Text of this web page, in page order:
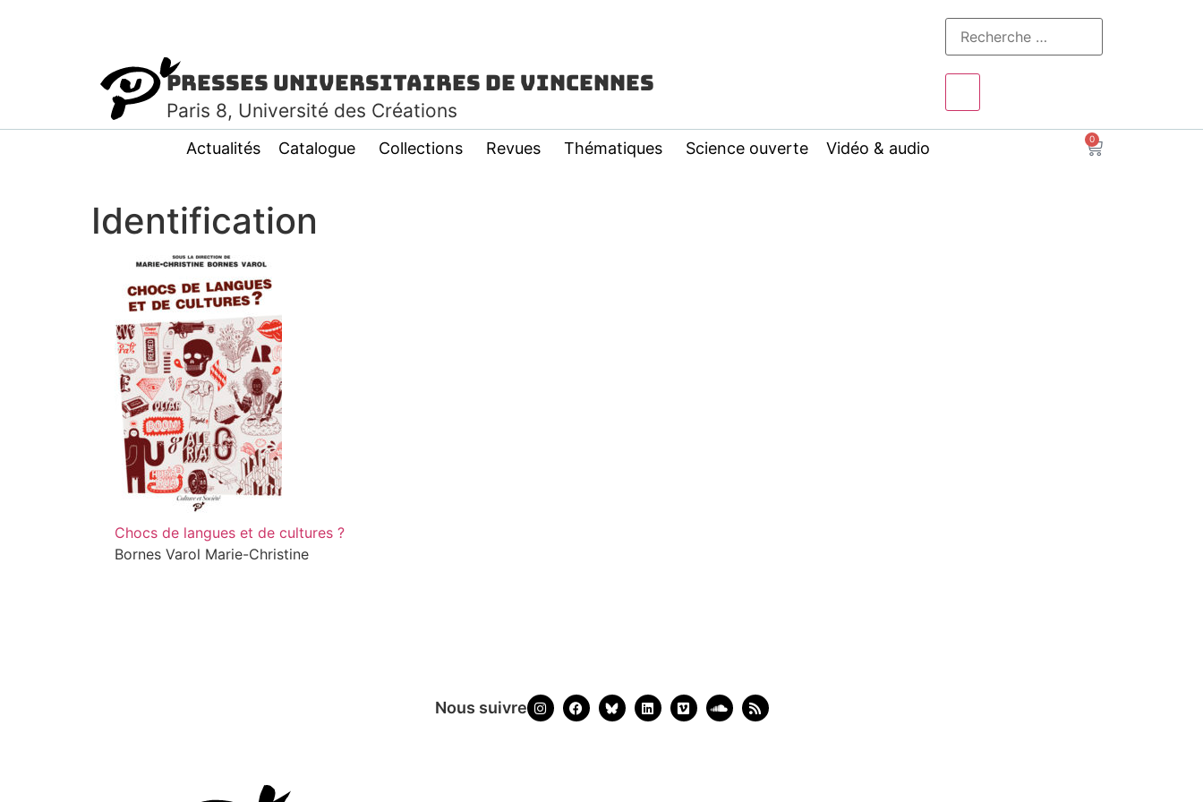
Presses Universitaires de Vincennes
Paris 8, Université des Créations
Actualités Catalogue Collections Revues Thématiques Science ouverte Vidéo & audio 0
Identification
Chocs de langues et de cultures ?
Bornes Varol Marie-Christine
Nous suivre